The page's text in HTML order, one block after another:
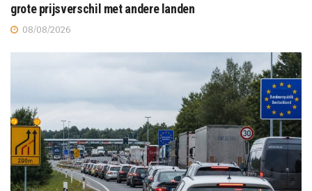
grote prijsverschil met andere landen
08/08/2026